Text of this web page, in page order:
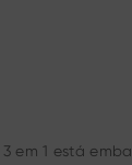
em 1 está